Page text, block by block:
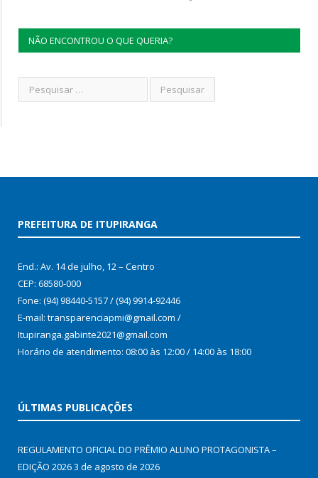
NÃO ENCONTROU O QUE QUERIA?
PREFEITURA DE ITUPIRANGA
End.: Av. 14 de julho, 12 – Centro
CEP: 68580-000
Fone: (94) 98440-5157 / (94) 9914-92446
E-mail: transparenciapmi@gmail.com /
Itupiranga.gabinte2021@gmail.com
Horário de atendimento: 08:00 às 12:00 / 14:00 às 18:00
ÚLTIMAS PUBLICAÇÕES
REGULAMENTO OFICIAL DO PRÊMIO ALUNO PROTAGONISTA –
EDIÇÃO 20263 de agosto de 2026